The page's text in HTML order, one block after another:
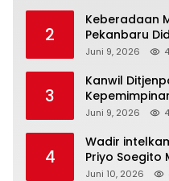
2
Keberadaan
Pekanbaru
Warga Resah
Juni 9, 2026
3
Kanwil
Sianturi
Juni 9, 2026
4
Wadir
Priyo Soegito
Selamatkan
Juni 10, 2026